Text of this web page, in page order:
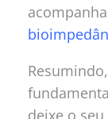
deixe o